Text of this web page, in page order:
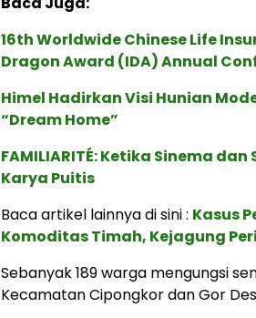
16th Worldwide Chinese Life
Dragon Award (IDA) Annual
Himel Hadirkan Visi Hunian
“Dream Home”
FAMILIARITÉ: Ketika Sinema
Karya Puitis
Baca artikel lainnya di sini : Kasus
Komoditas Timah, Kejagung
Sebanyak 189 warga mengungsi
Kecamatan Cipongkor dan Gor